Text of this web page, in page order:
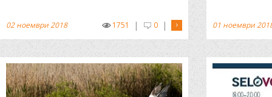
|
0
|
1751
02 ноември 2018 01 ноември